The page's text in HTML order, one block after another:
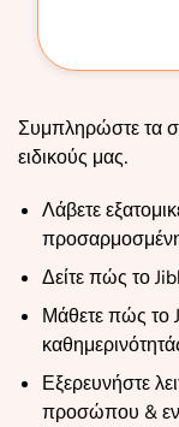
Συμπληρώστε τα
ειδικούς μας.
Λάβετε
Δείτε πώς το
Μάθετε πώς το
Εξερευνήστε
προσώπου &